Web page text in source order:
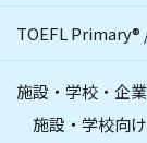
TOEFL Primary®
施設・学校・企
施設・学校向